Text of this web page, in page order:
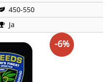
450-550
Ja
-6%